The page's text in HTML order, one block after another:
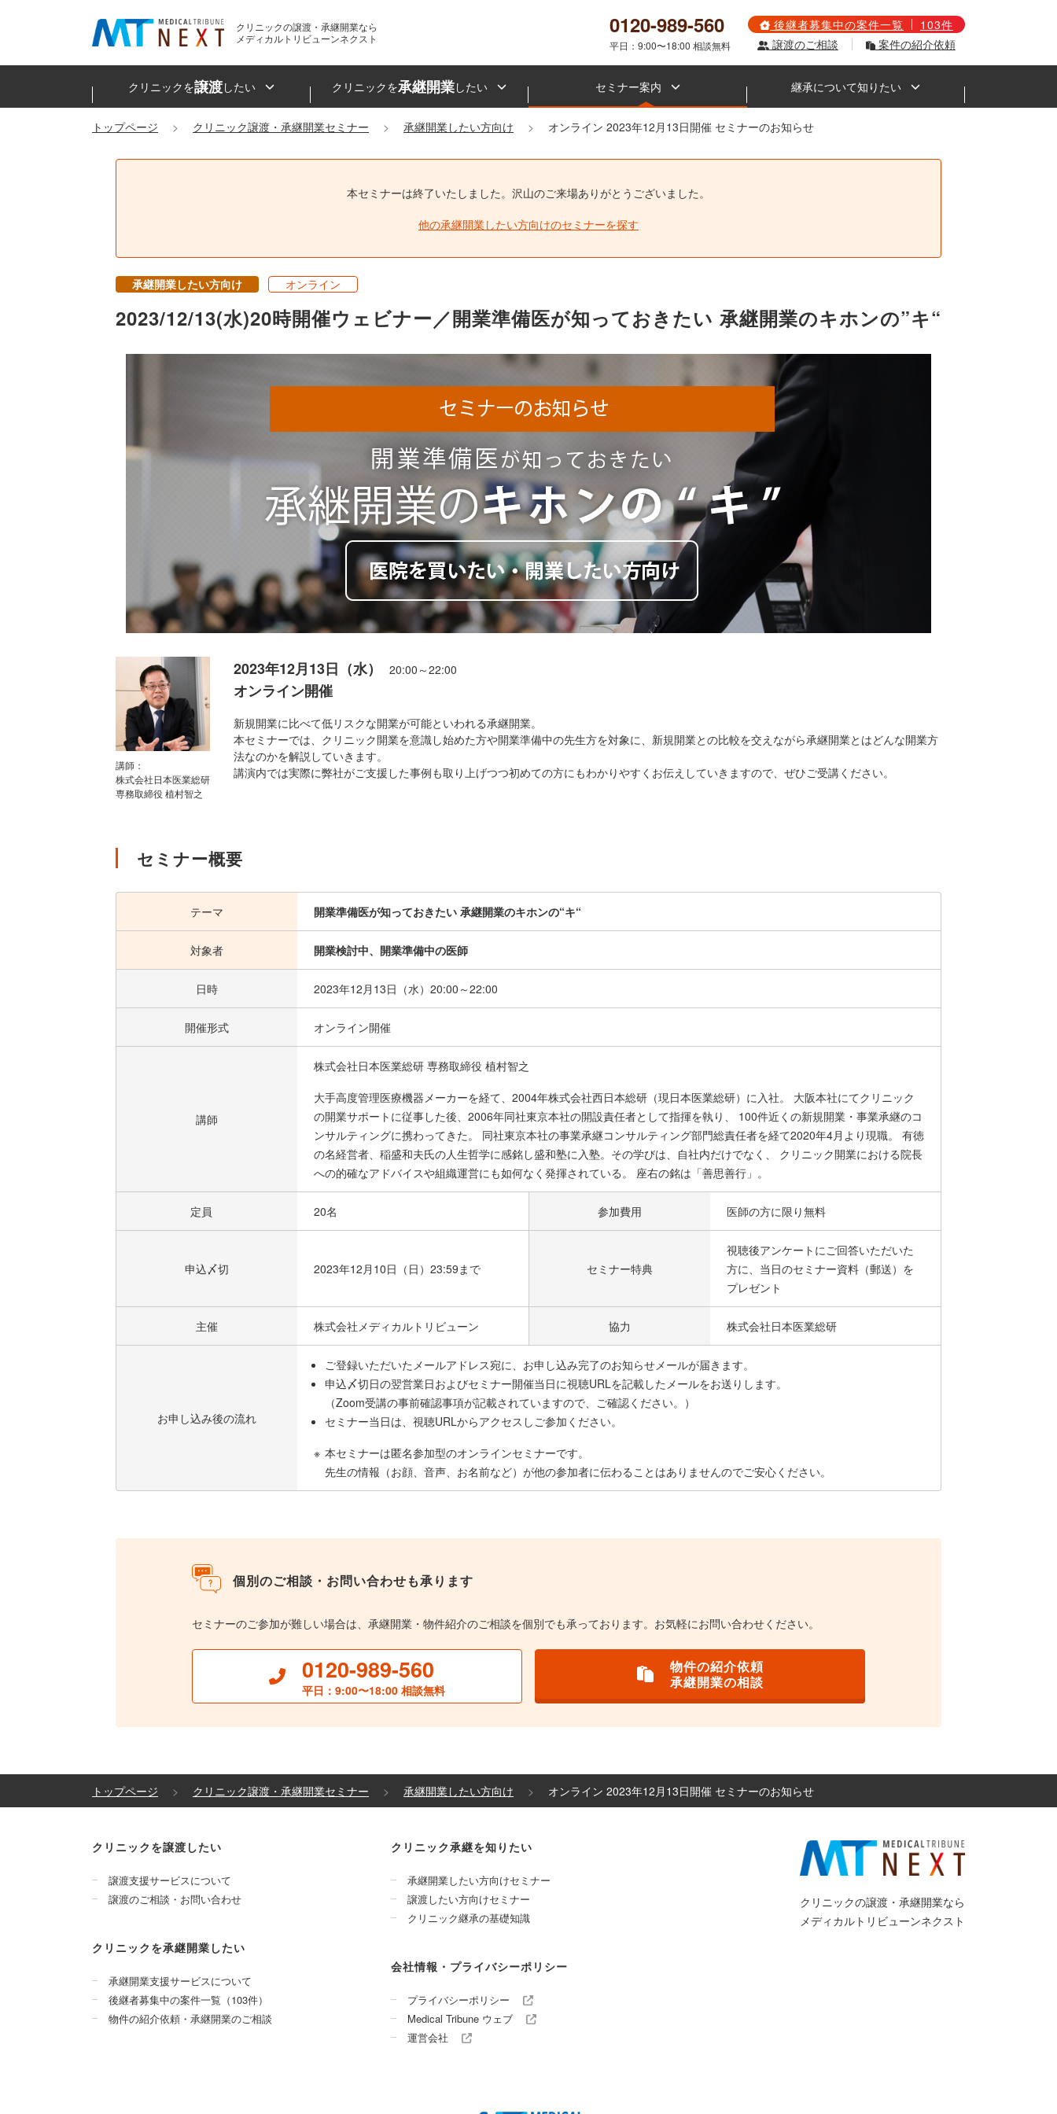
クリニックの譲渡・承継開業なら
メディカルトリビューンネクスト
0120-989-560
平日：9:00〜18:00 相談無料
後継者募集中の案件一覧
103件
譲渡のご相談
案件の紹介依頼
クリニックを譲渡したい クリニックを承継開業したい セミナー案内 継承について知りたい
トップページ クリニック譲渡・承継開業セミナー 承継開業したい方向け オンライン 2023年12月13日開催 セミナーのお知らせ
本セミナーは終了いたしました。 沢山のご来場ありがとうございました。
他の承継開業したい方向けのセミナーを探す
承継開業したい方向け オンライン
2023/12/13(水)20時開催ウェビナー／開業準備医が知っておきたい 承継開業のキホンの”キ“
講師：
株式会社日本医業総研
専務取締役 植村智之
2023年12月13日（水） 20:00～22:00
オンライン開催
新規開業に比べて低リスクな開業が可能といわれる承継開業。
本セミナーでは、クリニック開業を意識し始めた方や開業準備中の先生方を対象に、新規開業との比較を交えながら承継開業とはどんな開業方
法なのかを解説していきます。
講演内では実際に弊社がご支援した事例も取り上げつつ初めての方にもわかりやすくお伝えしていきますので、ぜひご受講ください。
セミナー概要
テーマ 開業準備医が知っておきたい 承継開業のキホンの“キ“
対象者 開業検討中、開業準備中の医師
日時 2023年12月13日（水） 20:00～22:00
開催形式 オンライン開催
講師
株式会社日本医業総研 専務取締役 植村智之
大手高度管理医療機器メーカーを経て、2004年株式会社西日本総研（現日本医業総研）に入社。 大阪本社にてクリニック
の開業サポートに従事した後、2006年同社東京本社の開設責任者として指揮を執り、 100件近くの新規開業・事業承継のコ
ンサルティングに携わってきた。 同社東京本社の事業承継コンサルティング部門総責任者を経て2020年4月より現職。 有徳
の名経営者、稲盛和夫氏の人生哲学に感銘し盛和塾に入塾。その学びは、自社内だけでなく、 クリニック開業における院長
への的確なアドバイスや組織運営にも如何なく発揮されている。 座右の銘は「善思善行」。
定員 20名 参加費用 医師の方に限り無料
申込〆切 2023年12月10日（日）23:59まで セミナー特典
視聴後アンケートにご回答いただいた
方に、当日のセミナー資料（郵送）を
プレゼント
主催 株式会社メディカルトリビューン 協力 株式会社日本医業総研
お申し込み後の流れ
ご登録いただいたメールアドレス宛に、お申し込み完了のお知らせメールが届きます。
申込〆切日の翌営業日およびセミナー開催当日に視聴URLを記載したメールをお送りします。
（Zoom受講の事前確認事項が記載されていますので、ご確認ください。）
セミナー当日は、視聴URLからアクセスしご参加ください。
本セミナーは匿名参加型のオンラインセミナーです。
先生の情報（お顔、音声、お名前など）が他の参加者に伝わることはありませんのでご安心ください。
個別のご相談・お問い合わせも承ります
セミナーのご参加が難しい場合は、承継開業・物件紹介のご相談を個別でも承っております。お気軽にお問い合わせください。
0120-989-560
平日：9:00〜18:00 相談無料
物件の紹介依頼
承継開業の相談
トップページ クリニック譲渡・承継開業セミナー 承継開業したい方向け オンライン 2023年12月13日開催 セミナーのお知らせ
クリニックを譲渡したい
譲渡支援サービスについて
譲渡のご相談・お問い合わせ
クリニックを承継開業したい
承継開業支援サービスについて
後継者募集中の案件一覧（103件）
物件の紹介依頼・承継開業のご相談
クリニック承継を知りたい
承継開業したい方向けセミナー
譲渡したい方向けセミナー
クリニック継承の基礎知識
会社情報・プライバシーポリシー
プライバシーポリシー
Medical Tribune ウェブ
運営会社
クリニックの譲渡・承継開業なら
メディカルトリビューンネクスト